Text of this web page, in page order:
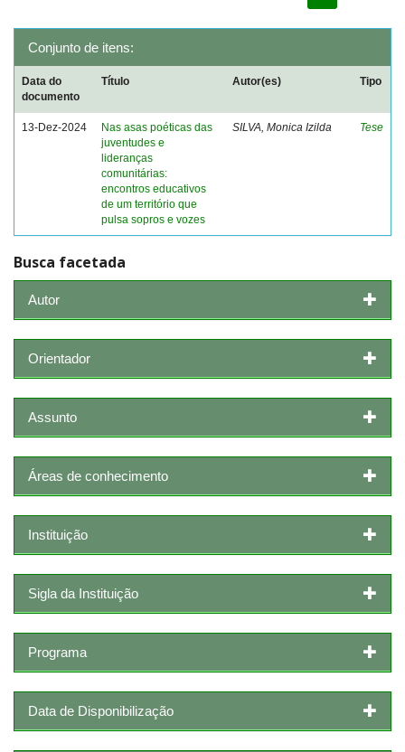
Conjunto de itens:
Data do
documento
Título Autor(es) Tipo
13-Dez-2024
Nas asas poéticas das
juventudes e
lideranças
comunitárias:
encontros educativos
de um território que
pulsa sopros e vozes
SILVA, Monica Izilda Tese
Busca facetada
Autor
Orientador
Assunto
Áreas de conhecimento
Instituição
Sigla da Instituição
Programa
Data de Disponibilização